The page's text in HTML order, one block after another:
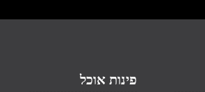
פינות אוכל